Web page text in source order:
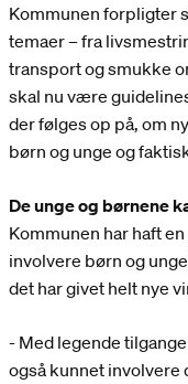
Kommunen forpligter
temaer – fra
transport og smukke
skal nu være
der følges op på, om
børn og unge og
De unge og børnene
Kommunen har haft
involvere børn og
det har givet helt nye
- Med legende
også kunnet